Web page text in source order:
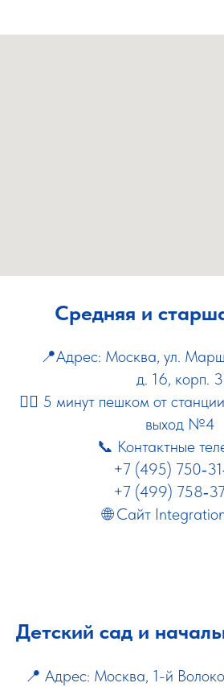
Средняя и
📍Адрес: Москва, ул.
д. 16, корп. 3
🚶‍♂️ 5 минут пешком от
выход №4
📞 Контактные
+7 (495)
+7 (499)
🌐 Сайт
Детский сад и
📍 Адрес: Москва, 1-й